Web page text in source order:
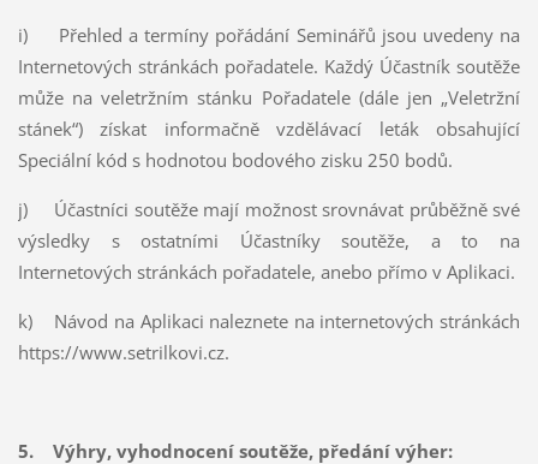
i) Přehled a termíny pořádání Seminářů jsou uvedeny na
Internetových stránkách pořadatele. Každý Účastník soutěže
může na veletržním stánku Pořadatele (dále jen „Veletržní
stánek“) získat informačně vzdělávací leták obsahující
Speciální kód s hodnotou bodového zisku 250 bodů.
j) Účastníci soutěže mají možnost srovnávat průběžně své
výsledky s ostatními Účastníky soutěže, a to na
Internetových stránkách pořadatele, anebo přímo v Aplikaci.
k) Návod na Aplikaci naleznete na internetových stránkách
https://www.setrilkovi.cz.
5. Výhry, vyhodnocení soutěže, předání výher: